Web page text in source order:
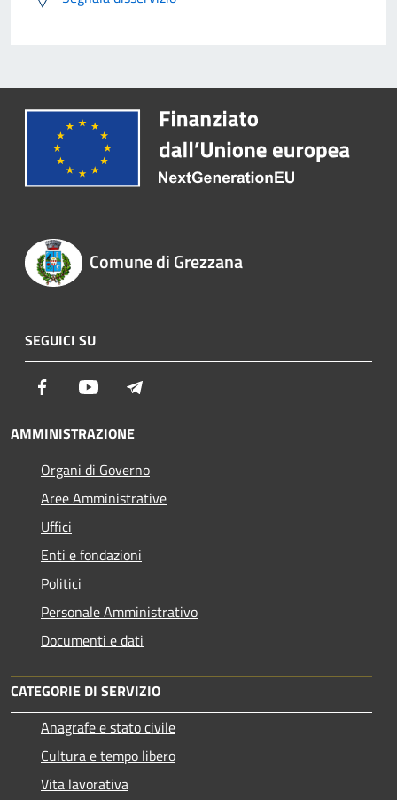
Comune di Grezzana
SEGUICI SU
Facebook Youtube
AMMINISTRAZIONE
Organi di Governo
Aree Amministrative
Uffici
Enti e fondazioni
Politici
Personale Amministrativo
Documenti e dati
CATEGORIE DI SERVIZIO
Anagrafe e stato civile
Cultura e tempo libero
Vita lavorativa